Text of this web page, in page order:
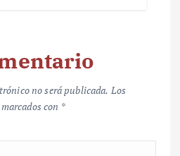
no será publicada. Los
con *